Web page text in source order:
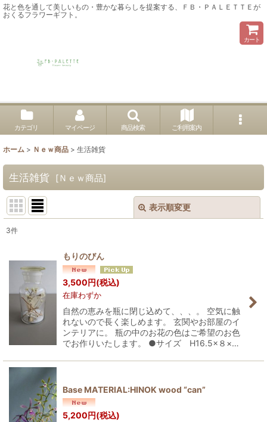
花と色を通して美しいもの・豊かな暮らしを提案する、ＦＢ・ＰＡＬＥＴＴＥが
おくるフラワーギフト。
カート
カテゴリ マイページ 商品検索 ご利用案内
ホーム > Ｎｅｗ商品 > 生活雑貨
生活雑貨 [Ｎｅｗ商品]
表示順変更
並び順:
絞り込む
3件
もりのびん
3,500円(税込)
在庫わずか
自然の恵みを瓶に閉じ込めて、、、。 空気に触
れないので長く楽しめます。 玄関やお部屋のイ
ンテリアに。 瓶の中のお花の色はご希望のお色
でお作りいたします。 ●サイズ H16.5×８×…
Base MATERIAL:HINOK wood “can”
5,200円(税込)